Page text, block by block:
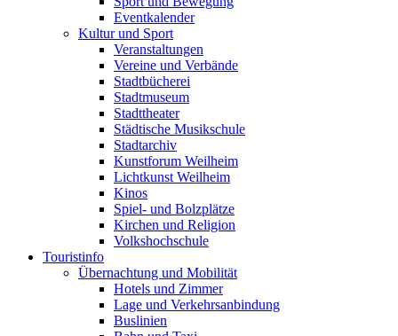
Eventkalender
Kultur und Sport
Veranstaltungen
Vereine und Verbände
Stadtbücherei
Stadtmuseum
Stadttheater
Städtische Musikschule
Stadtarchiv
Kunstforum Weilheim
Lichtkunst Weilheim
Kinos
Spiel- und Bolzplätze
Kirchen und Religion
Volkshochschule
Touristinfo
Übernachtung und Mobilität
Hotels und Zimmer
Lage und Verkehrsanbindung
Buslinien